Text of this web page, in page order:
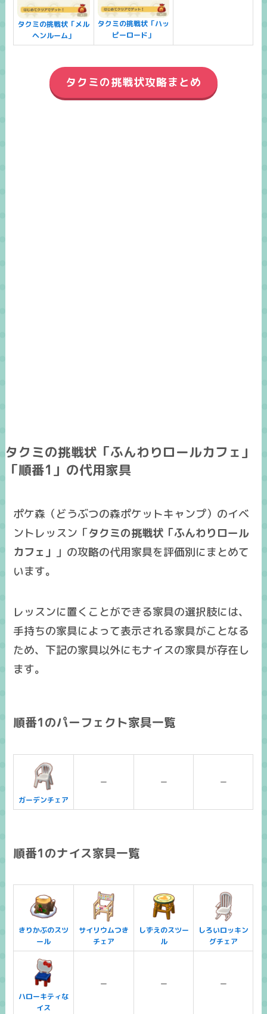
タクミの挑戦状「メル
ヘンルーム」
タクミの挑戦状「ハッ
ピーロード」
タクミの挑戦状攻略まとめ
タクミの挑戦状「ふんわりロールカフェ」
「順番1」の代用家具
ポケ森（どうぶつの森ポケットキャンプ）のイベ
ントレッスン「タクミの挑戦状「ふんわりロール
カフェ」 」の攻略の代用家具を評価別にまとめて
います。
レッスンに置くことができる家具の選択肢には、
手持ちの家具によって表示される家具がことなる
ため、下記の家具以外にもナイスの家具が存在し
ます。
順番1のパーフェクト家具一覧
ガーデンチェア
ー ー ー
順番1のナイス家具一覧
きりかぶのスツ
ール
サイリウムつき
チェア
しずえのスツー
ル
しろいロッキン
グチェア
ハローキティな
イス
ー ー ー